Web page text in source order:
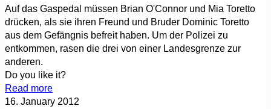
Auf das Gaspedal müssen Brian O'Connor und Mia Toretto
drücken, als sie ihren Freund und Bruder Dominic Toretto
aus dem Gefängnis befreit haben. Um der Polizei zu
entkommen, rasen die drei von einer Landesgrenze zur
anderen.
Do you like it?
Read more
16. January 2012